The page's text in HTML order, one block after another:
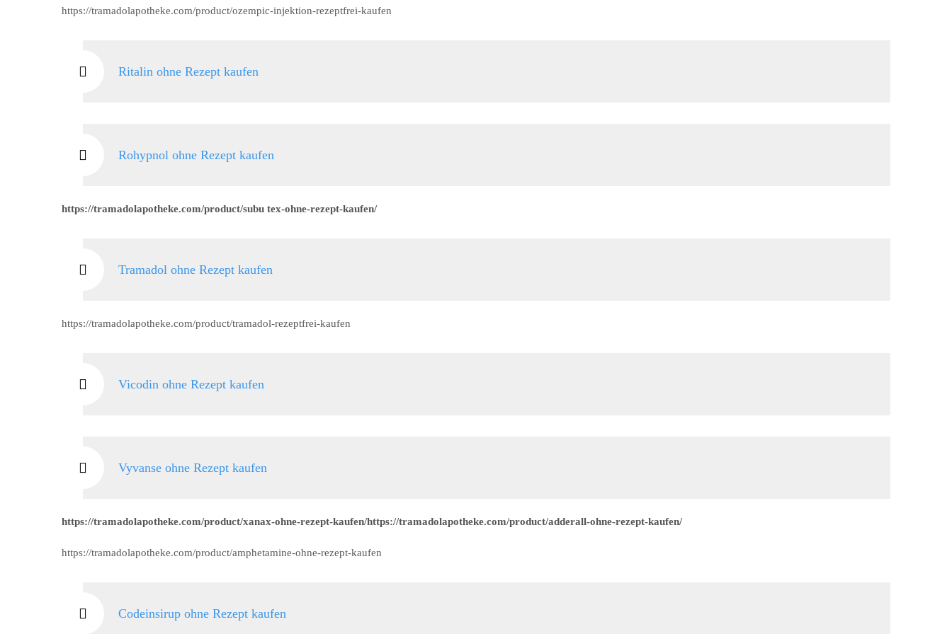
https://tramadolapotheke.com/product/ozempic-injektion-rezeptfrei-kaufen
Ritalin ohne Rezept kaufen
Rohypnol ohne Rezept kaufen
https://tramadolapotheke.com/product/subu tex-ohne-rezept-kaufen/
Tramadol ohne Rezept kaufen
https://tramadolapotheke.com/product/tramadol-rezeptfrei-kaufen
Vicodin ohne Rezept kaufen
Vyvanse ohne Rezept kaufen
https://tramadolapotheke.com/product/xanax-ohne-rezept-kaufen/https://tramadolapotheke.com/product/adderall-ohne-rezept-kaufen/
https://tramadolapotheke.com/product/amphetamine-ohne-rezept-kaufen
Codeinsirup ohne Rezept kaufen